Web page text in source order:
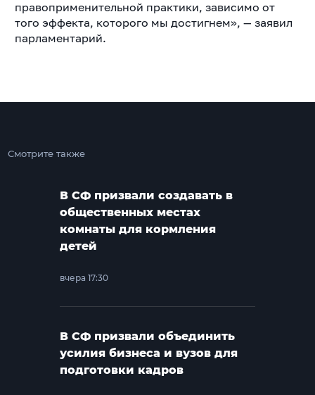
правоприменительной практики, зависимо от
того эффекта, которого мы достигнем», — заявил
парламентарий.
Смотрите также
В СФ призвали создавать в
общественных местах
комнаты для кормления
детей
вчера 17:30
В СФ призвали объединить
усилия бизнеса и вузов для
подготовки кадров